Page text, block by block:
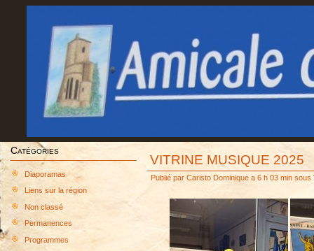
Catégories
Diaporamas
Liens sur la région
Non classé
Permanences
Programmes
VITRINE MUSIQUE 2025
Publié par Caristo Dominique a 6 h 03 min sous